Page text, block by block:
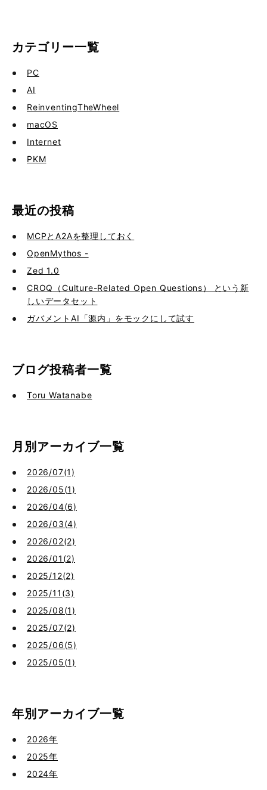
カテゴリー一覧
PC
AI
ReinventingTheWheel
macOS
Internet
PKM
最近の投稿
MCPとA2Aを整理しておく
OpenMythos -
Zed 1.0
CROQ（Culture-Related Open Questions） という新
しいデータセット
ガバメントAI「源内」をモックにして試す
ブログ投稿者一覧
Toru Watanabe
月別アーカイブ一覧
2026/07(1)
2026/05(1)
2026/04(6)
2026/03(4)
2026/02(2)
2026/01(2)
2025/12(2)
2025/11(3)
2025/08(1)
2025/07(2)
2025/06(5)
2025/05(1)
年別アーカイブ一覧
2026年
2025年
2024年